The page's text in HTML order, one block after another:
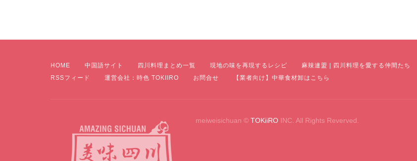
HOME 中国語サイト 四川料理まとめ一覧 現地の味を再現するレシピ 麻辣連盟 | 四川料理を愛する仲間たち
RSSフィード
運営会社：時色 TOKIIRO お問合せ 【業者向け】中華食材卸はこちら
meiweisichuan © TOKiiROINC. All Rights Reverved.